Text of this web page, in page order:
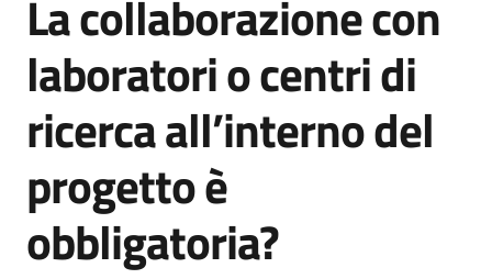
strategie
Opportunità
Progetti
e
La collaborazione con
laboratori o centri di
ricerca all’interno del
progetto è
obbligatoria?